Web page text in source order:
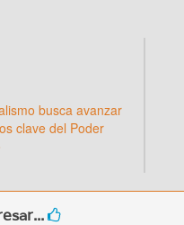
busca avanzar
clave del Poder